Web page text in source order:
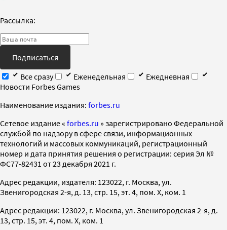
Рассылка:
Подписаться
Все сразу
Еженедельная
Ежедневная
Новости Forbes Games
Наименование издания: forbes.ru
Cетевое издание « forbes.ru » зарегистрировано Федеральной
службой по надзору в сфере связи, информационных
технологий и массовых коммуникаций, регистрационный
номер и дата принятия решения о регистрации: серия Эл №
ФС77-82431 от 23 декабря 2021 г.
Адрес редакции, издателя: 123022, г. Москва, ул.
Звенигородская 2-я, д. 13, стр. 15, эт. 4, пом. X, ком. 1
Адрес редакции: 123022, г. Москва, ул. Звенигородская 2-я, д.
13, стр. 15, эт. 4, пом. X, ком. 1